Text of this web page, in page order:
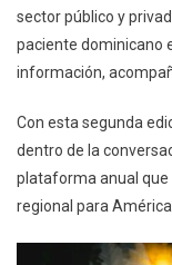
sector público y
paciente dominicano
información,
Con esta segunda
dentro de la
plataforma anual
regional para